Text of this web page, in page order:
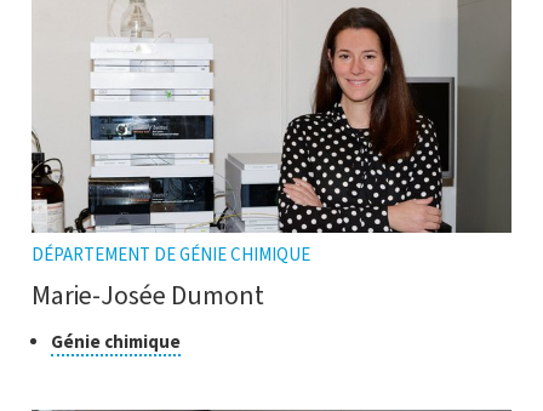
DÉPARTEMENT DE GÉNIE CHIMIQUE
Marie-Josée Dumont
Classe
Génie chimiqueCliquer
pour